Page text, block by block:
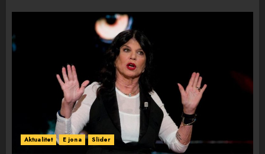
Aktualitet E jona Slider